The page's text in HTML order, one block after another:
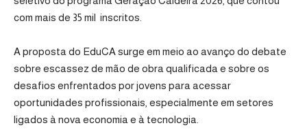
com mais de 35 mil inscritos.
A proposta do EduCA surge em meio ao avanço do debate
sobre escassez de mão de obra qualificada e sobre os
desafios enfrentados por jovens para acessar
oportunidades profissionais, especialmente em setores
ligados à nova economia e à tecnologia.